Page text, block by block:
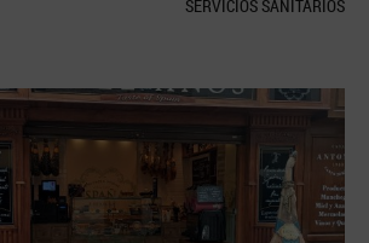
SERVICIOS SANITARIOS